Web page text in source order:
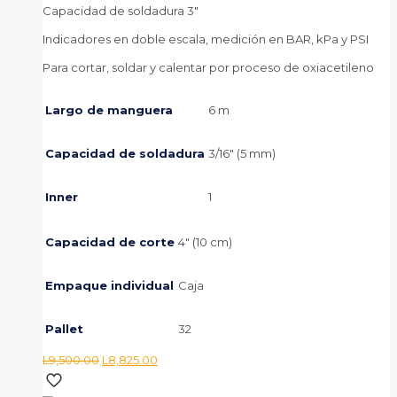
Capacidad de soldadura 3″
Indicadores en doble escala, medición en BAR, kPa y PSI
Para cortar, soldar y calentar por proceso de oxiacetileno
Largo de manguera 6 m
Capacidad de soldadura 3/16″ (5 mm)
Inner 1
Capacidad de corte 4″ (10 cm)
Empaque individual Caja
Pallet 32
L9,500.00 El
L 8,825.00